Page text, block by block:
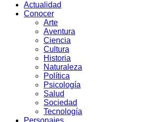
Actualidad
Conocer
Arte
Aventura
Ciencia
Cultura
Historia
Naturaleza
Política
Psicología
Salud
Sociedad
Tecnología
Personajes